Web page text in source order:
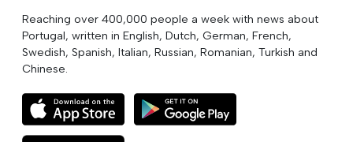
Reaching over 400,000 people a week with news about
Portugal, written in English, Dutch, German, French,
Swedish, Spanish, Italian, Russian, Romanian, Turkish and
Chinese.